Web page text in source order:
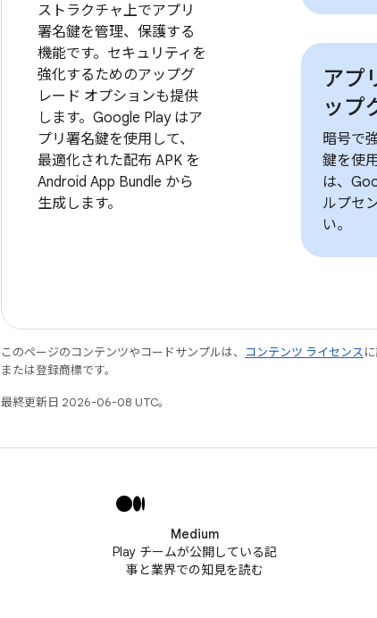
ストラクチャ上でアプリ
署名鍵を管理、保護する
機能です。セキュリティを
強化するためのアップグ
レード オプションも提供
します。Google Play はア
プリ署名鍵を使用して、
最適化された配布 APK を
Android App Bundle から
生成します。
アプ
ップ
暗号で
鍵を使
は、
ルプセ
い。
このページのコンテンツやコードサンプルは、 コンテンツ ライセンス
または登録商標です。
最終更新日 2026-06-08 UTC。
Medium
Play チームが公開している記
事と業界での知見を読む